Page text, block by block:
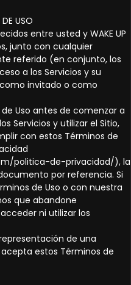
USO
entre usted y WAKE UP
junto con cualquier
referido (en conjunto, los
a los Servicios y su
invitado o como
Uso antes de comenzar a
Servicios y utilizar el Sitio,
con estos Términos de
politica-de-privacidad/), la
por referencia. Si
de Uso o con nuestra
que abandone
ni utilizar los
de una
estos Términos de